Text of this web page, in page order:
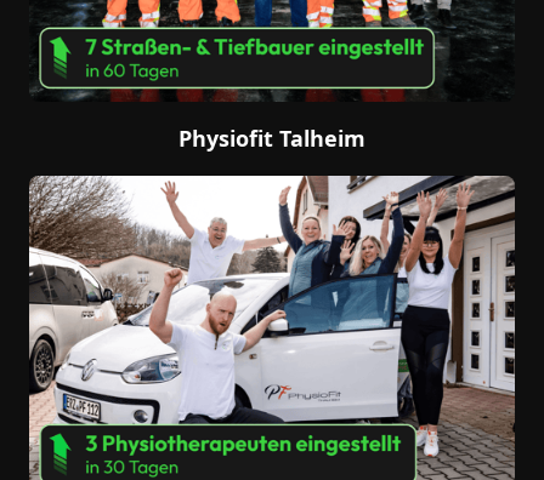
Physiofit Talheim